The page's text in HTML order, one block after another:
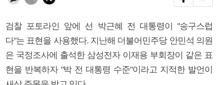
검찰 포토라인 앞에 선 박근혜 전 대통령이 "송구스럽
다"는 표현을 사용했다. 지난해 더불어민주당 안민석 의원
은 국정조사에 출석한 삼성전자 이재용 부회장이 같은 표
현을 반복하자 "박 전 대통령 수준"이라고 지적한 발언이